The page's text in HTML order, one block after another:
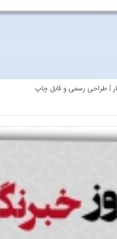
| طراحی رسمی و قابل چاپ